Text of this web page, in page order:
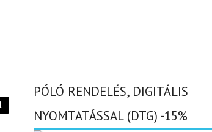
PÓLÓ RENDELÉS, DIGITÁLIS
NYOMTATÁSSAL (DTG) -15%